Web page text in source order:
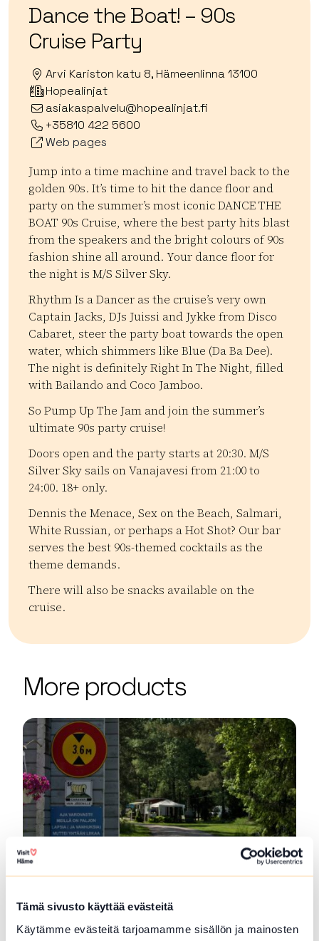
Tämä sivusto käyttää evästeitä
Käytämme evästeitä tarjoamamme sisällön ja mainosten
Dance the Boat! – 90s
Cruise Party
Arvi Kariston katu 8, Hämeenlinna 13100
Hopealinjat
asiakaspalvelu@hopealinjat.fi
+35810 422 5600
Web pages
Jump into a time machine and travel back to the
golden 90s. It’s time to hit the dance floor and
party on the summer’s most iconic DANCE THE
BOAT 90s Cruise, where the best party hits blast
from the speakers and the bright colours of 90s
fashion shine all around. Your dance floor for
the night is M/S Silver Sky.
Rhythm Is a Dancer as the cruise’s very own
Captain Jacks, DJs Juissi and Jykke from Disco
Cabaret, steer the party boat towards the open
water, which shimmers like Blue (Da Ba Dee).
The night is definitely Right In The Night, filled
with Bailando and Coco Jamboo.
So Pump Up The Jam and join the summer’s
ultimate 90s party cruise!
Doors open and the party starts at 20:30. M/S
Silver Sky sails on Vanajavesi from 21:00 to
24:00. 18+ only.
Dennis the Menace, Sex on the Beach, Salmari,
White Russian, or perhaps a Hot Shot? Our bar
serves the best 90s-themed cocktails as the
theme demands.
There will also be snacks available on the
cruise.
Veneily ja
−
OpenStreetMap
More products
located in...